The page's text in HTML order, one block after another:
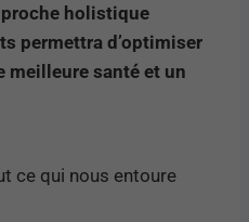
holistique
permettra d’optimiser
meilleure santé et un
ce qui nous entoure